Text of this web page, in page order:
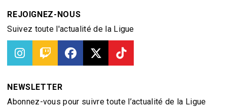
REJOIGNEZ-NOUS
Suivez toute l'actualité de la Ligue
NEWSLETTER
Abonnez-vous pour suivre toute l’actualité de la Ligue